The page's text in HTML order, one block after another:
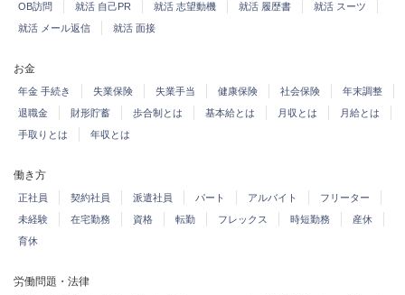
OB訪問
就活 自己PR 就活 志望動機 就活 履歴書
就活 スーツ
就活 メール返信
就活 面接
お金
年金 手続き 失業保険 失業手当 健康保険 社会保険
年末調整
退職金
財形貯蓄 歩合制とは 基本給とは 月収とは
月給とは
手取りとは
年収とは
働き方
正社員 契約社員 派遣社員 パート アルバイト
フリーター
未経験
在宅勤務 資格 転勤 フレックス 時短勤務
産休
育休
労働問題・法律